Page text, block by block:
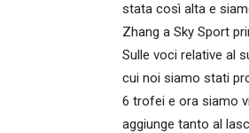
stata così alta e
Zhang a Sky Sport
Sulle voci relative al
cui noi siamo stati
6 trofei e ora siamo
aggiunge tanto al